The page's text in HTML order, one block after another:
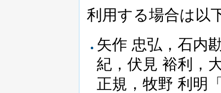
利用する場合は以
矢作 忠弘，石内
紀，伏見 裕利，
正規，牧野 利明